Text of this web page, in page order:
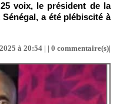
voix, le président de la
a été plébiscité à
à 20:54 | | 0 commentaire(s)|